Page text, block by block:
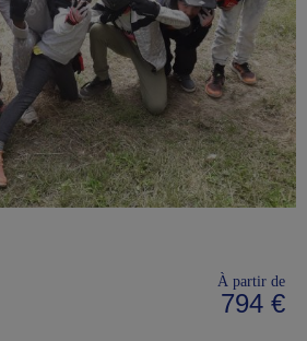
À partir de
794 €